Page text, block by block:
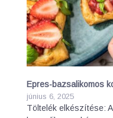
Epres-bazsalikomos
június 6, 2025
Töltelék elkészítése: